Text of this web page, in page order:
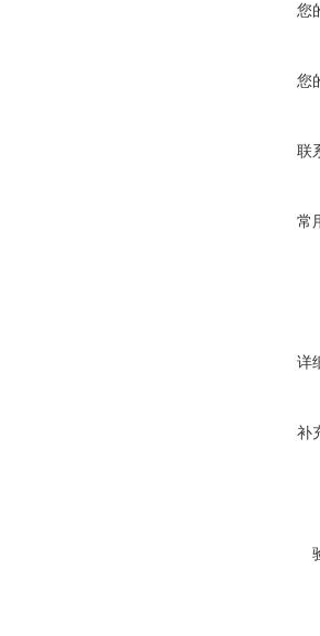
您
您
联
常
详
补